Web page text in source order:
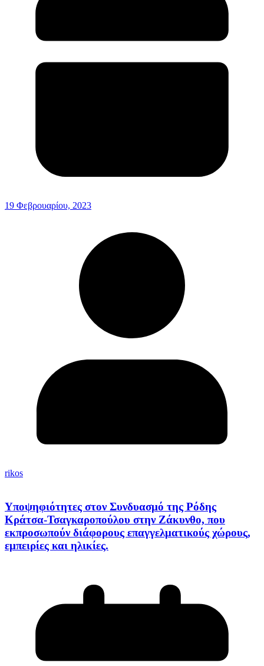
19 Φεβρουαρίου, 2023
rikos
Υποψηφιότητες στον Συνδυασμό της Ρόδης
Κράτσα-Τσαγκαροπούλου στην Ζάκυνθο, που
εκπροσωπούν διάφορους επαγγελματικούς χώρους,
εμπειρίες και ηλικίες.